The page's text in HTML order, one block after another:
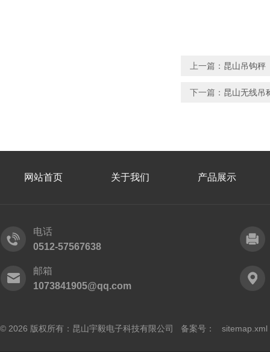
上一篇： 昆山吊钩秤
下一篇： 昆山无线吊
网站首页 关于我们 产品展示
电话
0512-57567638
邮箱
1073841905@qq.com
© 2026 版权所有：昆山宇毅电子科技有限公司 备案号： sitemap.xml